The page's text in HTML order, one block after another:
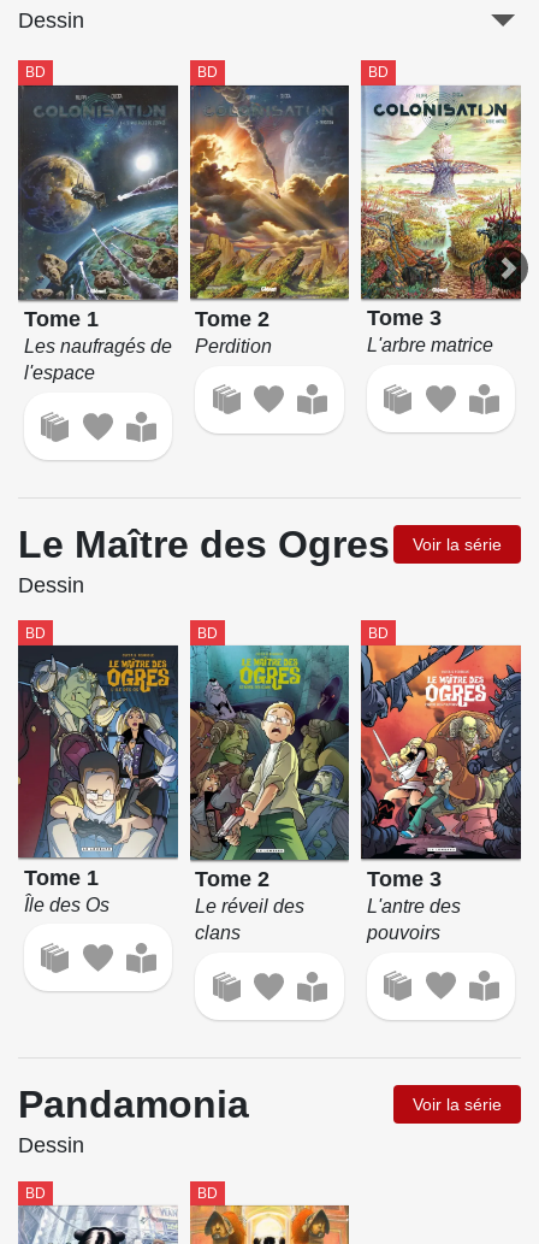
Dessin
BD
Tome 1
Les naufragés de
l'espace
BD
Tome 2
Perdition
BD
Tome 3
L'arbre matrice
Le Maître des Ogres Voir la série
Dessin
BD
Tome 1
Île des Os
BD
Tome 2
Le réveil des
clans
BD
Tome 3
L'antre des
pouvoirs
Pandamonia Voir la série
Dessin
BD BD